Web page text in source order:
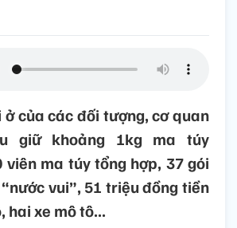
ở của các đối tượng, cơ quan
giữ khoảng 1kg ma túy
viên ma túy tổng hợp, 37 gói
vui”, 51 triệu đồng tiền
hai xe mô tô...